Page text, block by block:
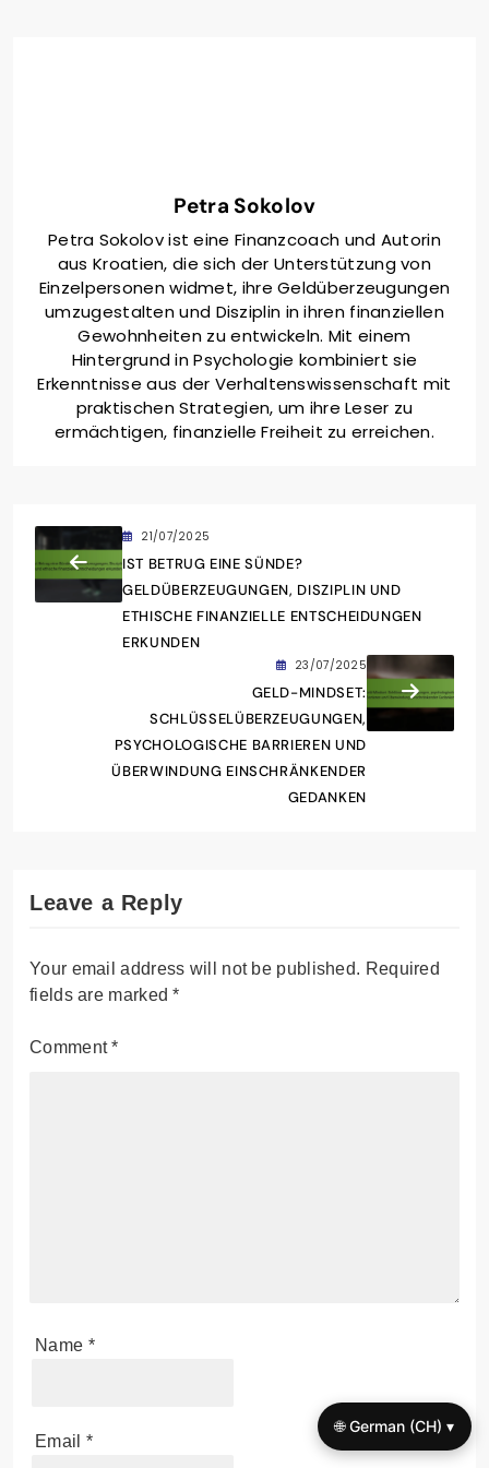
Petra Sokolov
Petra Sokolov ist eine Finanzcoach und Autorin
aus Kroatien, die sich der Unterstützung von
Einzelpersonen widmet, ihre Geldüberzeugungen
umzugestalten und Disziplin in ihren finanziellen
Gewohnheiten zu entwickeln. Mit einem
Hintergrund in Psychologie kombiniert sie
Erkenntnisse aus der Verhaltenswissenschaft mit
praktischen Strategien, um ihre Leser zu
ermächtigen, finanzielle Freiheit zu erreichen.
21/07/2025
IST BETRUG EINE SÜNDE?
GELDÜBERZEUGUNGEN, DISZIPLIN UND
ETHISCHE FINANZIELLE ENTSCHEIDUNGEN
ERKUNDEN
23/07/2025
GELD-MINDSET:
SCHLÜSSELÜBERZEUGUNGEN,
PSYCHOLOGISCHE BARRIEREN UND
ÜBERWINDUNG EINSCHRÄNKENDER
GEDANKEN
Leave a Reply
Your email address will not be published. Required
fields are marked*
Comment*
Name *
Email *
🌐 German (CH) ▾